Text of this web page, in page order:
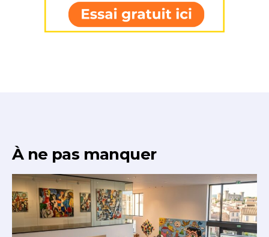
À ne pas manquer